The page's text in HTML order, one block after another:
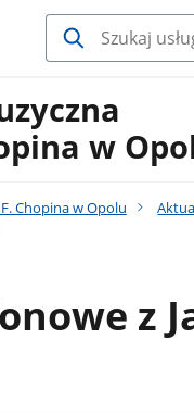
w
Chopina w Opolu
z